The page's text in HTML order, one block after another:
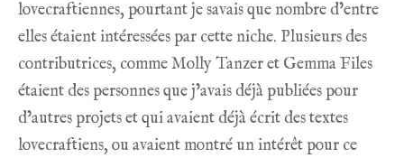
lovecraftiennes, pourtant je savais que nombre d’entre
elles étaient intéressées par cette niche. Plusieurs des
contributrices, comme Molly Tanzer et Gemma Files
étaient des personnes que j’avais déjà publiées pour
d’autres projets et qui avaient déjà écrit des textes
lovecraftiens, ou avaient montré un intérêt pour ce